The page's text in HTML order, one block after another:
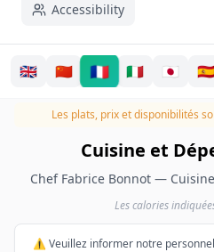
Accessibility
🇬🇧 🇨🇳 🇫🇷 🇮🇹 🇯🇵 🇪🇸
Les plats, prix et disponibilités
Cuisine et
Chef Fabrice Bonnot —
Les calories
⚠️ Veuillez informer notre